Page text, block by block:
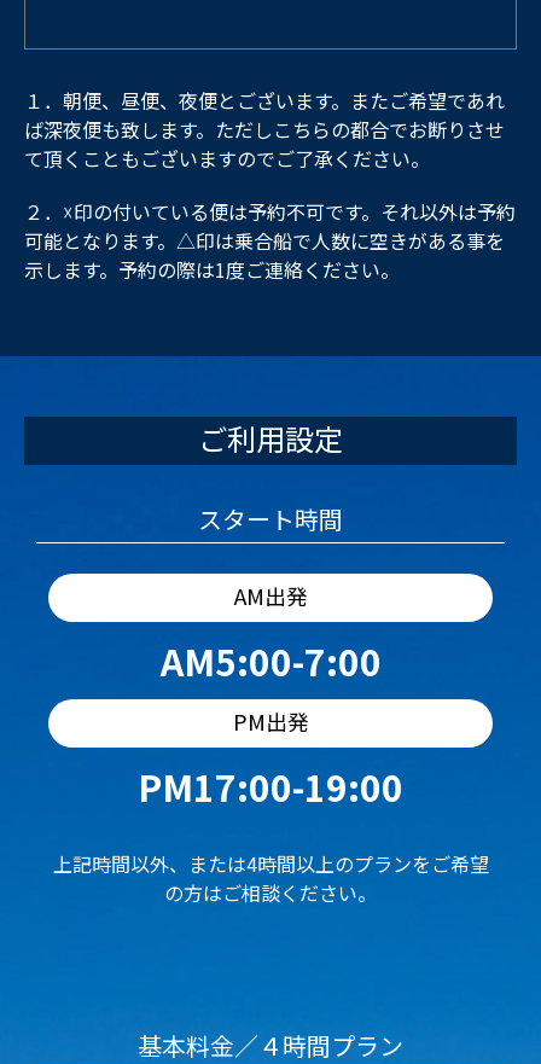
１．朝便、昼便、夜便とございます。またご希望であれ
ば深夜便も致します。ただしこちらの都合でお断りさせ
て頂くこともございますのでご了承ください。
２．☓印の付いている便は予約不可です。それ以外は予約
可能となります。△印は乗合船で人数に空きがある事を
示します。予約の際は1度ご連絡ください。
ご利用設定
スタート時間
AM出発
AM5:00-7:00
PM出発
PM17:00-19:00
上記時間以外、または4時間以上のプランをご希望
の方はご相談ください。
基本料金／４時間プラン